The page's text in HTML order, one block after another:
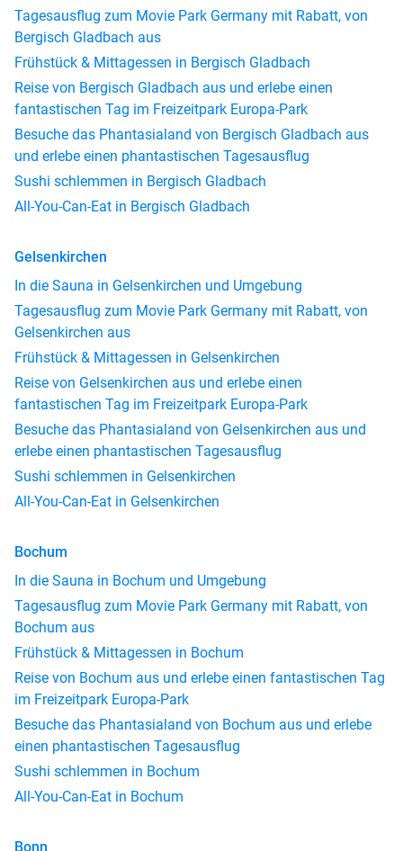
Tagesausflug zum Movie Park Germany mit Rabatt, von
Bergisch Gladbach aus
Frühstück & Mittagessen in Bergisch Gladbach
Reise von Bergisch Gladbach aus und erlebe einen
fantastischen Tag im Freizeitpark Europa-Park
Besuche das Phantasialand von Bergisch Gladbach aus
und erlebe einen phantastischen Tagesausflug
Sushi schlemmen in Bergisch Gladbach
All-You-Can-Eat in Bergisch Gladbach
Gelsenkirchen
In die Sauna in Gelsenkirchen und Umgebung
Tagesausflug zum Movie Park Germany mit Rabatt, von
Gelsenkirchen aus
Frühstück & Mittagessen in Gelsenkirchen
Reise von Gelsenkirchen aus und erlebe einen
fantastischen Tag im Freizeitpark Europa-Park
Besuche das Phantasialand von Gelsenkirchen aus und
erlebe einen phantastischen Tagesausflug
Sushi schlemmen in Gelsenkirchen
All-You-Can-Eat in Gelsenkirchen
Bochum
In die Sauna in Bochum und Umgebung
Tagesausflug zum Movie Park Germany mit Rabatt, von
Bochum aus
Frühstück & Mittagessen in Bochum
Reise von Bochum aus und erlebe einen fantastischen Tag
im Freizeitpark Europa-Park
Besuche das Phantasialand von Bochum aus und erlebe
einen phantastischen Tagesausflug
Sushi schlemmen in Bochum
All-You-Can-Eat in Bochum
Bonn